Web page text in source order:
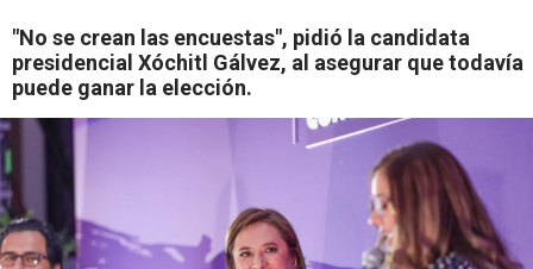
u
e
"No se crean las encuestas", pidió la candidata
presidencial Xóchitl Gálvez, al asegurar que todavía
puede ganar la elección.